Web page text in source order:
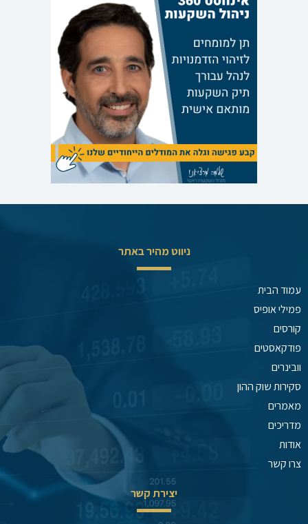
ניווט מהיר באתר
עמוד הבית
פמילי אופיס
קורסים
פודקאסטים
וובינרים
סקירות שוק ההון
מאמרים
מדריכים
אודות
צרו קשר
יצירת קשר